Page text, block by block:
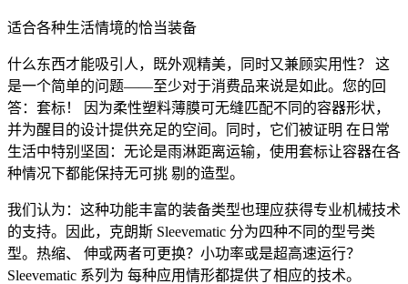
适合各种生活情境的恰当装备
什么东西才能吸引人，既外观精美，同时又兼顾实用性？ 这
是一个简单的问题——至少对于消费品来说是如此。您的回
答：套标！ 因为柔性塑料薄膜可无缝匹配不同的容器形状，
并为醒目的设计提供充足的空间。同时，它们被证明 在日常
生活中特别坚固：无论是雨淋距离运输，使用套标让容器在各
种情况下都能保持无可挑 剔的造型。
我们认为：这种功能丰富的装备类型也理应获得专业机械技术
的支持。因此，克朗斯 Sleevematic 分为四种不同的型号类
型。热缩、 伸或两者可更换？小功率或是超高速运行？
Sleevematic 系列为 每种应用情形都提供了相应的技术。